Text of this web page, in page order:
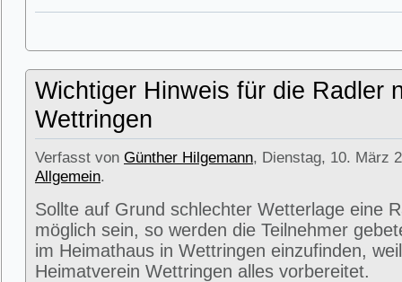
Wichtiger Hinweis für die Radler
Wettringen
Verfasst von Günther Hilgemann, Dienstag, 10. März
Allgemein.
Sollte auf Grund schlechter Wetterlage eine
möglich sein, so werden die Teilnehmer
im Heimathaus in Wettringen einzufinden,
Heimatverein Wettringen alles vorbereitet.